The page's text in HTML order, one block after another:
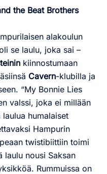
the Beat Brothers
alakoulun
se laulu, joka sai –
kiinnostumaan
Cavern-klubilla ja
“My Bonnie Lies
valssi, joka ei millään
humalaiset
Hampurin
twistibiittiin toimi
laulu nousi Saksan
Rummuissa on